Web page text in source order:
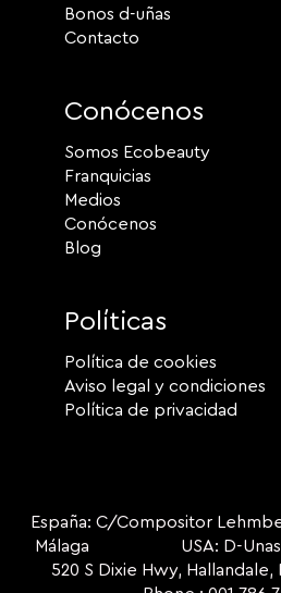
Bonos d-uñas
Contacto
Conócenos
Somos Ecobeauty
Franquicias
Medios
Conócenos
Blog
Políticas
Política de cookies
Aviso legal y condiciones
Política de privacidad
España: C/Compositor
Málaga USA: D-Unas
520 S Dixie Hwy, Hallandale,